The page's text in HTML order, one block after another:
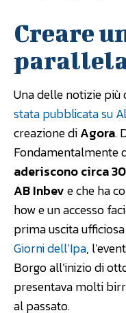
Creare
parallela
Una delle notizie
stata pubblicata su
creazione diAgora.
Fondamentalmente
aderiscono circa
AB Inbeve che ha
how e un accesso
prima uscita
Giorni dell’Ipa,
Borgo all’inizio di
presentava molti
al passato.